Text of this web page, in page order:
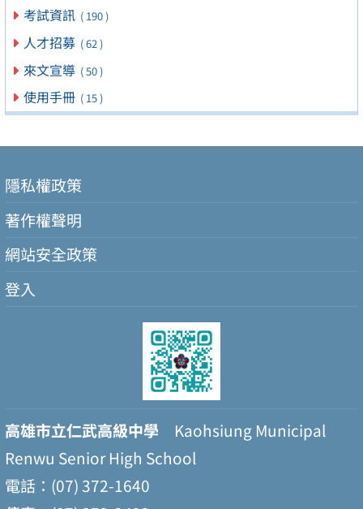
考試資訊 ( 190 )
人才招募 ( 62 )
來文宣導 ( 50 )
使用手冊 ( 15 )
隱私權政策
著作權聲明
網站安全政策
登入
高雄市立仁武高級中學 Kaohsiung Municipal
Renwu Senior High School
電話：(07) 372-1640